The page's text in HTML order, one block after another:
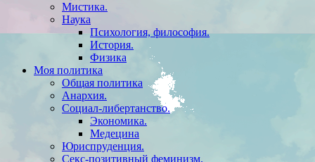
Мистика.
Наука
Психология, философия.
История.
Физика
Моя политика
Общая политика
Анархия.
Социал-либертанство.
Экономика.
Медецина
Юриспруденция.
Секс-позитивный феминизм.